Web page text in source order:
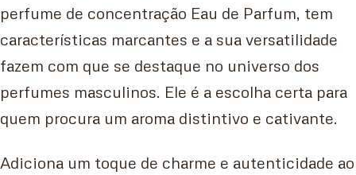
perfume de concentração Eau de Parfum, tem
características marcantes e a sua versatilidade
fazem com que se destaque no universo dos
perfumes masculinos. Ele é a escolha certa para
quem procura um aroma distintivo e cativante.
Adiciona um toque de charme e autenticidade ao